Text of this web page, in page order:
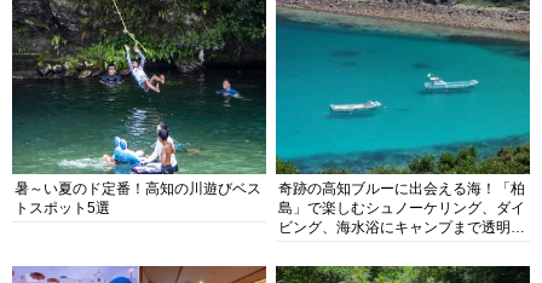
暑～い夏のド定番！高知の川遊びベス
トスポット5選
奇跡の高知ブルーに出会える海！「柏
島」で楽しむシュノーケリング、ダイ
ビング、海水浴にキャンプまで透明度